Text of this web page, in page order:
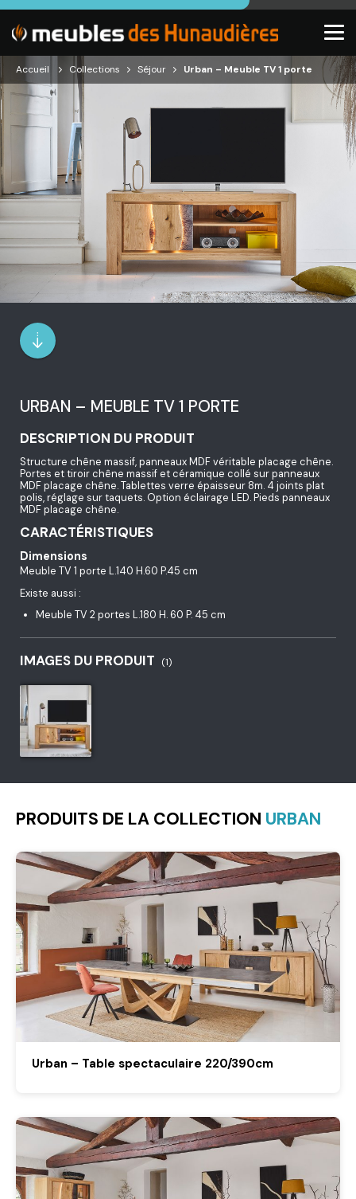
Accueil Collections Séjour Urban – Meuble TV 1 porte
URBAN – MEUBLE TV 1 PORTE
DESCRIPTION DU PRODUIT
Structure chêne massif, panneaux MDF véritable placage chêne.
Portes et tiroir chêne massif et céramique collé sur panneaux
MDF placage chêne. Tablettes verre épaisseur 8m. 4 joints plat
polis, réglage sur taquets. Option éclairage LED. Pieds panneaux
MDF placage chêne.
CARACTÉRISTIQUES
Dimensions
Meuble TV 1 porte L.140 H.60 P.45 cm
Existe aussi :
Meuble TV 2 portes L.180 H. 60 P. 45 cm
IMAGES DU PRODUIT (1)
PRODUITS DE LA COLLECTION URBAN
Urban – Table spectaculaire 220/390cm